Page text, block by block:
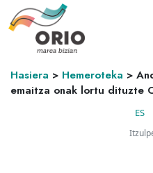
Hasiera > Hemeroteka >
emaitza onak lortu dituzte
ES